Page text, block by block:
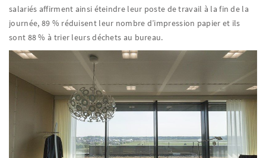
salariés affirment ainsi éteindre leur poste de travail à la fin de la
journée, 89 % réduisent leur nombre d’impression papier et ils
sont 88 % à trier leurs déchets au bureau.